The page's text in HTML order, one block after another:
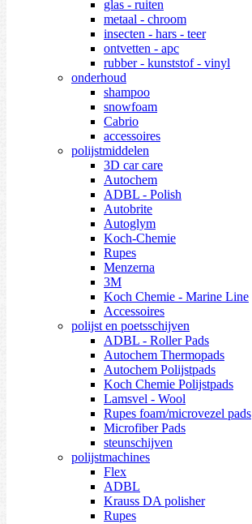
glas - ruiten
metaal - chroom
insecten - hars - teer
ontvetten - apc
rubber - kunststof - vinyl
onderhoud
shampoo
snowfoam
Cabrio
accessoires
polijstmiddelen
3D car care
Autochem
ADBL - Polish
Autobrite
Autoglym
Koch-Chemie
Rupes
Menzerna
3M
Koch Chemie - Marine Line
Accessoires
polijst en poetsschijven
ADBL - Roller Pads
Autochem Thermopads
Autochem Polijstpads
Koch Chemie Polijstpads
Lamsvel - Wool
Rupes foam/microvezel pads
Microfiber Pads
steunschijven
polijstmachines
Flex
ADBL
Krauss DA polisher
Rupes